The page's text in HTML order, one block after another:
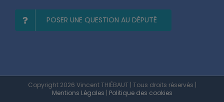
POSER UNE QUESTION AU DÉPUTÉ
Copyright 2026 Vincent THIÉBAUT | Tous droits réservés |
Mentions Légales
Politique des cookies